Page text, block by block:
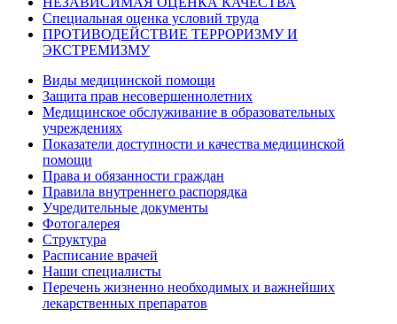
Специальная оценка условий труда
ПРОТИВОДЕЙСТВИЕ ТЕРРОРИЗМУ И
ЭКСТРЕМИЗМУ
Виды медицинской помощи
Защита прав несовершеннолетних
Медицинское обслуживание в образовательных
учреждениях
Показатели доступности и качества медицинской
помощи
Права и обязанности граждан
Правила внутреннего распорядка
Учредительные документы
Фотогалерея
Структура
Расписание врачей
Наши специалисты
Перечень жизненно необходимых и важнейших
лекарственных препаратов